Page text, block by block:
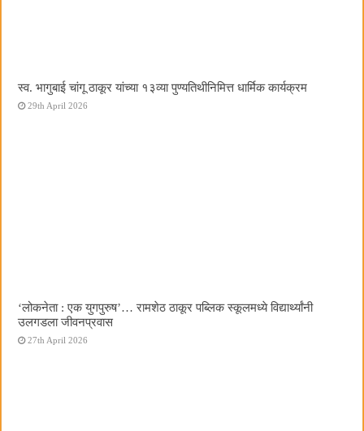
स्व. भागुबाई चांगू ठाकूर यांच्या १३व्या पुण्यतिथीनिमित्त धार्मिक कार्यक्रम
29th April 2026
‌‘लोकनेता : एक युगपुरुष‌’… रामशेठ ठाकूर पब्लिक स्कूलमध्ये विद्यार्थ्यांनी
उलगडला जीवनप्रवास
27th April 2026